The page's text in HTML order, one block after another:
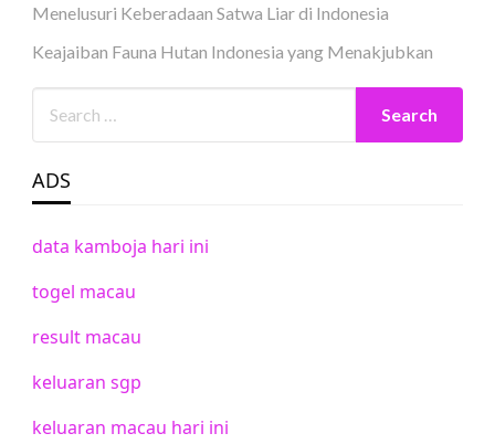
Menelusuri Keberadaan Satwa Liar di Indonesia
Keajaiban Fauna Hutan Indonesia yang Menakjubkan
ADS
data kamboja hari ini
togel macau
result macau
keluaran sgp
keluaran macau hari ini